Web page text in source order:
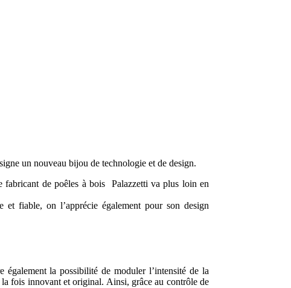
un nouveau bijou de technologie et de design.
fabricant de poêles à bois Palazzetti va plus loin en
fiable, on l’apprécie également pour son design
la possibilité de moduler l’intensité de la
fois innovant et original. Ainsi, grâce au contrôle de